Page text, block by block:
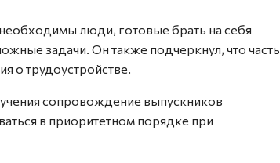
люди, готовые брать на себя
задачи. Он также подчеркнул, что часть
о трудоустройстве.
сопровождение выпускников
в приоритетном порядке при